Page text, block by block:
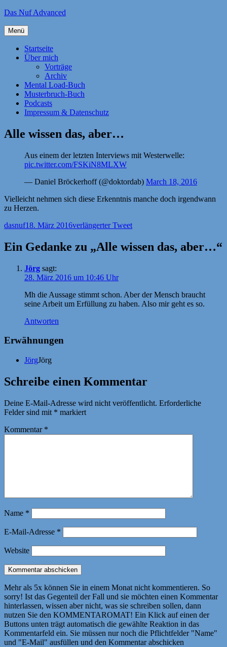
Zum
springen
Das Nuf Advanced
Menü
Startseite
Über mich
Vorträge
Archiv
Mental Load-Buch
Musterbruch-Buch
Podcasts
Impressum & Datenschutz
Alle wissen das, aber…
Aus einem der letzten Interviews mit Westerwelle:
pic.twitter.com/FSKiN8MLXW
— Daniel Bröckerhoff (@doktordab) March 18, 2016
Vielleicht nehmen sich diese Erkenntnis manche doch irgendwann
zu Herzen.
Autor
dasnufVeröffentlicht
18. März 2016Kategorien
verlängerter Tweet
Ein Gedanke zu „Alle wissen das, aber…“
Jörg sagt:
28. März 2016 um 10:46 Uhr
Mh die Aussage stimmt schon. Aber der Mensch braucht
seine Arbeit um Erfüllung zu haben. Also mir geht es so.
Antworten
Erwähnungen
JörgJörg
Schreibe einen Kommentar
Deine E-Mail-Adresse wird nicht veröffentlicht. Erforderliche
Felder sind mit * markiert
Kommentar *
Name *
E-Mail-Adresse *
Website
Mehr als 5x können Sie in einem Monat nicht kommentieren. So
sorry! Ist das Gegenteil der Fall und sie möchten einen Kommentar
hinterlassen, wissen aber nicht, was sie schreiben sollen, dann
nutzen Sie den KOMMENTAROMAT! Ein Klick auf einen der
Buttons unten trägt automatisch die gewählte Reaktion in das
Kommentarfeld ein. Sie müssen nur noch die Pflichtfelder "Name"
und "E-Mail" ausfüllen und den Kommentar abschicken